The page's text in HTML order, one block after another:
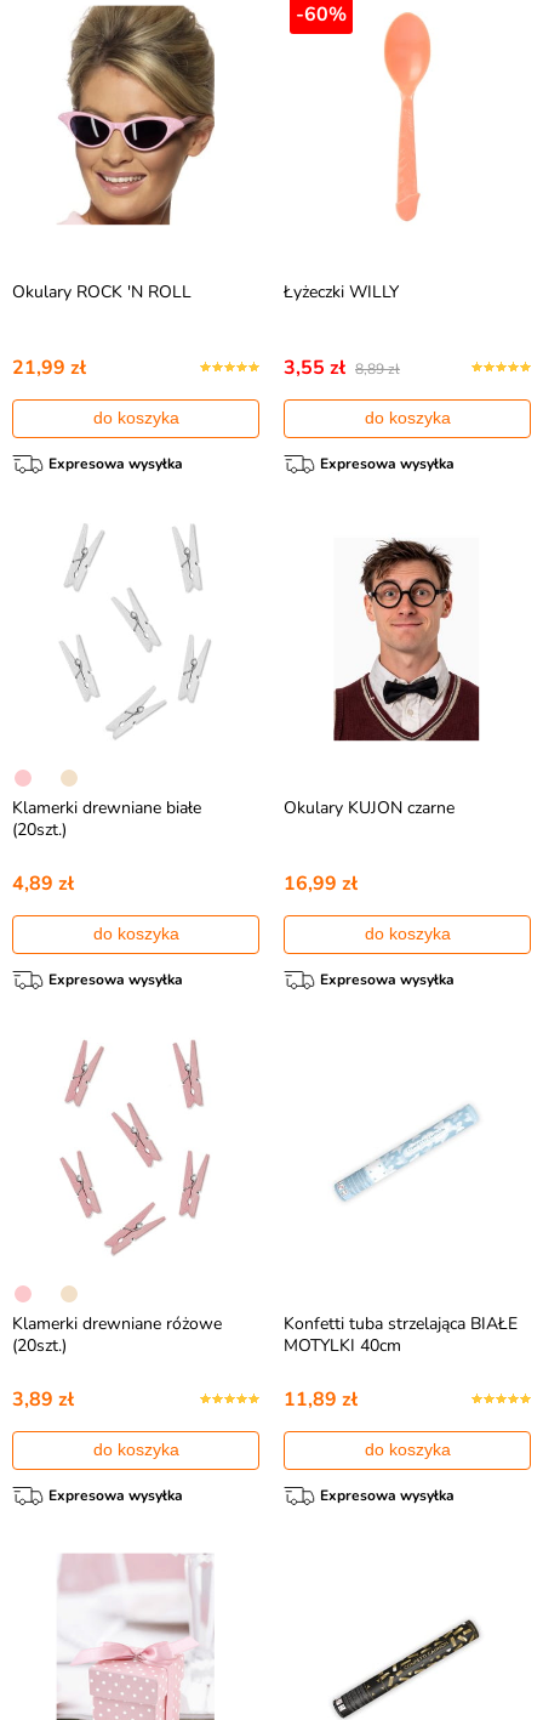
Okulary ROCK 'N ROLL
21,99 zł
do koszyka
Expresowa wysyłka
-60%
Łyżeczki WILLY
3,55 zł 8,89 zł
do koszyka
Expresowa wysyłka
Klamerki drewniane białe
(20szt.)
4,89 zł
do koszyka
Expresowa wysyłka
Okulary KUJON czarne
16,99 zł
do koszyka
Expresowa wysyłka
Klamerki drewniane różowe
(20szt.)
3,89 zł
do koszyka
Expresowa wysyłka
Konfetti tuba strzelająca BIAŁE
MOTYLKI 40cm
11,89 zł
do koszyka
Expresowa wysyłka